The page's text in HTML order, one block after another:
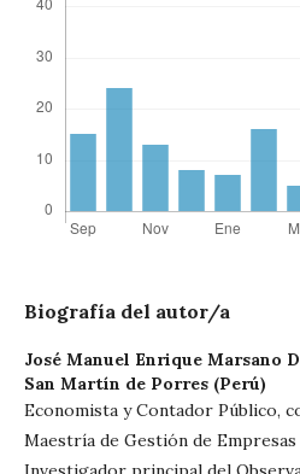
Biografía del autor/a
José Manuel Enrique Marsano
San Martín de Porres (Perú)
Economista y Contador Público,
Maestría de Gestión de